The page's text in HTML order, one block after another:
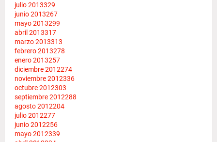
julio 2013329
junio 2013267
mayo 2013299
abril 2013317
marzo 2013313
febrero 2013278
enero 2013257
diciembre 2012274
noviembre 2012336
octubre 2012303
septiembre 2012288
agosto 2012204
julio 2012277
junio 2012256
mayo 2012339